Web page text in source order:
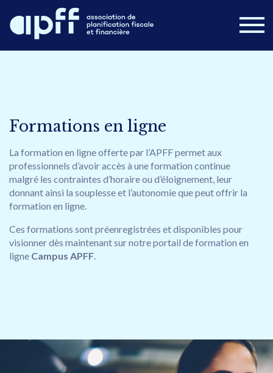
Cours en ligne
Publications
Postes disponibles Campus APFF
Congrès 2026
Nous joindre
Formations en ligne
La formation en ligne offerte par l’APFF permet aux
professionnels d’avoir accès à une formation continue
malgré les contraintes d’horaire ou d’éloignement, leur
donnant ainsi la souplesse et l’autonomie que peut offrir la
formation en ligne.
Ces formations sont préenregistrées et disponibles pour
visionner dès maintenant sur notre portail de formation en
ligne Campus APFF.